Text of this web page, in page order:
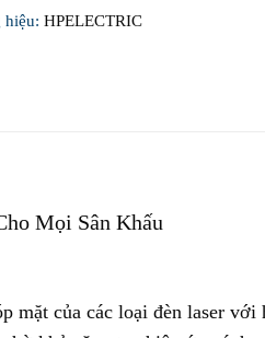
hiệu: HPELECTRIC
Mọi Sân Khấu
mặt của các loại đèn laser